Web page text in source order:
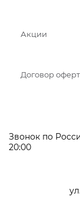
Акции
Договор
Звонок по
20:00